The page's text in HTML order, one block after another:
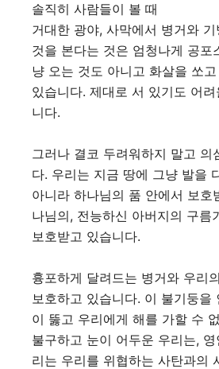
솔직히 사람들이 볼 때
거대한 광야, 사막에서 병거와
것을 본다는 것은 엄청나게 공포
냥 오는 것도 아니고 화살을 쏘
있습니다. 제대로 서 있기도 어
니다.
그러나 결코 두려워하지 말고 의
다. 우리는 지금 땅에 그냥 발을
아니라 하나님의 품 안에서 보호
나님의, 전능하신 아버지의 구름
보호받고 있습니다.
흉포하게 달려드는 병거와 우리
보호하고 있습니다. 이 불기둥을
이 뚫고 우리에게 해를 가할 수
불구하고 눈이 어두운 우리는,
리는 우리를 위협하는 사탄과의